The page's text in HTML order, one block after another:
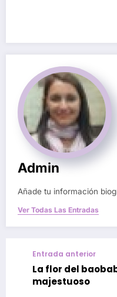
Admin
Añade tu información
Ver Todas Las Entradas
Entrada anterior
La flor del
majestuoso